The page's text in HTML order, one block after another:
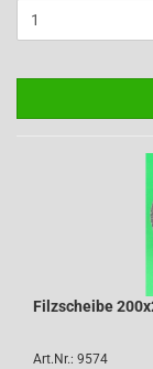
Filzscheibe
Art.Nr.: 9574